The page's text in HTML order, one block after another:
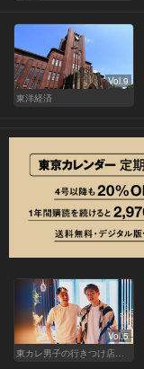
Vol.9
東洋経済
Vol.5
東カレ男子の行きつけ店でハシゴ酒